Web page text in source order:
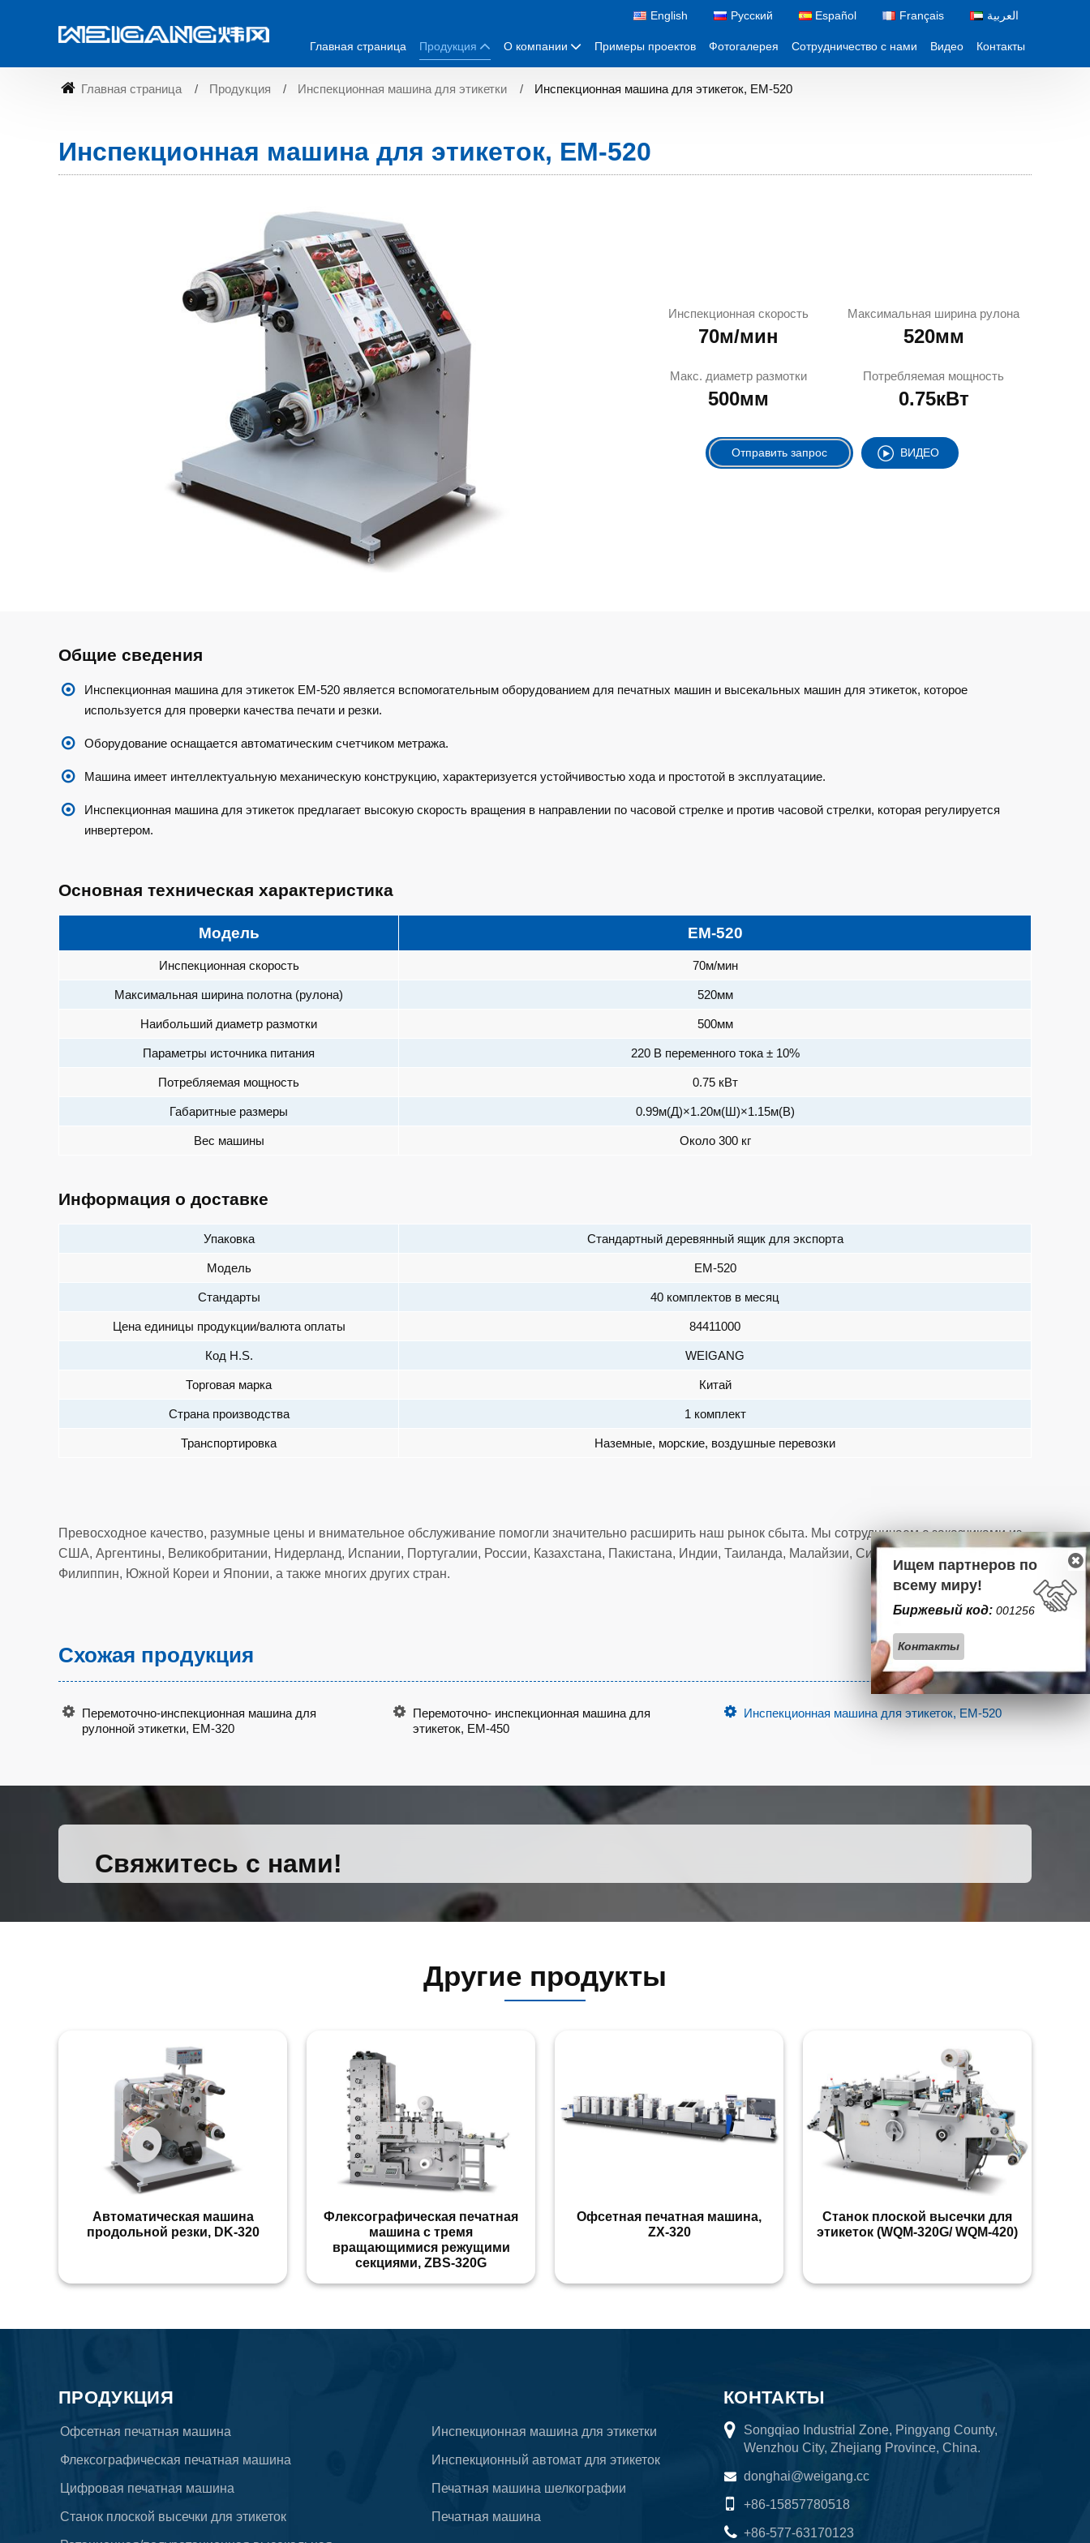
English Русский Español Français العربية
Главная страница Продукция О компании Примеры проектов Фотогалерея Сотрудничество с нами Видео Контакты
Главная страница Продукция Инспекционная машина для этикетки Инспекционная машина для этикеток, EM-520
Инспекционная машина для этикеток, EM-520
Инспекционная скорость
70м/мин
Максимальная ширина рулона
520мм
Макс. диаметр размотки
500мм
Потребляемая мощность
0.75кВт
Отправить запрос ВИДЕО
Общие сведения
Инспекционная машина для этикеток EM-520 является вспомогательным оборудованием для печатных машин и высекальных машин для этикеток, которое
используется для проверки качества печати и резки.
Оборудование оснащается автоматическим счетчиком метража.
Машина имеет интеллектуальную механическую конструкцию, характеризуется устойчивостью хода и простотой в эксплуатацииe.
Инспекционная машина для этикеток предлагает высокую скорость вращения в направлении по часовой стрелке и против часовой стрелки, которая регулируется
инвертером.
Основная техническая характеристика
Модель EM-520
Инспекционная скорость 70м/мин
Максимальная ширина полотна (рулона) 520мм
Наибольший диаметр размотки 500мм
Параметры источника питания 220 В переменного тока ± 10%
Потребляемая мощность 0.75 кВт
Габаритные размеры 0.99м(Д)×1.20м(Ш)×1.15м(В)
Вес машины Около 300 кг
Информация о доставке
Упаковка Стандартный деревянный ящик для экспорта
Модель EM-520
Стандарты 40 комплектов в месяц
Цена единицы продукции/валюта оплаты 84411000
Код H.S. WEIGANG
Торговая марка Китай
Страна производства 1 комплект
Транспортировка Наземные, морские, воздушные перевозки
Превосходное качество, разумные цены и внимательное обслуживание помогли значительно расширить наш рынок сбыта. Мы сотрудничаем с заказчиками из
США, Аргентины, Великобритании, Нидерланд, Испании, Португалии, России, Казахстана, Пакистана, Индии, Таиланда, Малайзии, Сингапура, Вьетнама,
Филиппин, Южной Кореи и Японии, а также многих других стран.
Схожая продукция
Перемоточно-инспекционная машина для
рулонной этикетки, EM-320
Перемоточно- инспекционная машина для
этикеток, EM-450
Инспекционная машина для этикеток, EM-520
Свяжитесь с нами!
Другие продукты
Автоматическая машина
продольной резки, DK-320
Флексографическая печатная
машина с тремя
вращающимися режущими
секциями, ZBS-320G
Офсетная печатная машина,
ZX-320
Станок плоской высечки для
этикеток (WQM-320G/ WQM-420)
ПРОДУКЦИЯ
Офсетная печатная машина
Флексографическая печатная машина
Цифровая печатная машина
Станок плоской высечки для этикеток
Инспекционная машина для этикетки
Инспекционный автомат для этикеток
Печатная машина шелкографии
Печатная машина
КОНТАКТЫ
Songqiao Industrial Zone, Pingyang County,
Wenzhou City, Zhejiang Province, China.
donghai@weigang.cc
+86-15857780518
+86-577-63170123
Ищем партнеров по
всему миру!
Биржевый код: 001256
Контакты